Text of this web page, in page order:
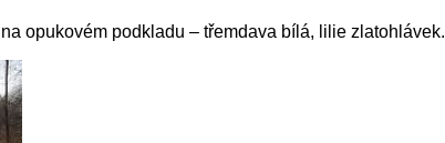
opukovém podkladu – třemdava bílá, lilie zlatohlávek.